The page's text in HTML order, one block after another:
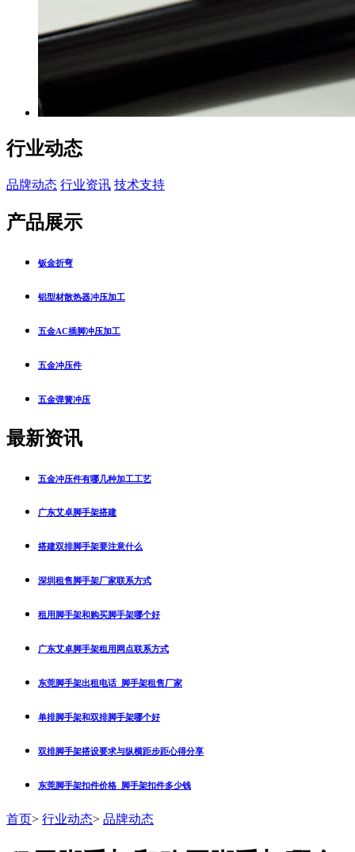
行业动态
品牌动态 行业资讯 技术支持
产品展示
钣金折弯
铝型材散热器冲压加工
五金AC插脚冲压加工
五金冲压件
五金弹簧冲压
最新资讯
五金冲压件有哪几种加工工艺
广东艾卓脚手架搭建
搭建双排脚手架要注意什么
深圳租售脚手架厂家联系方式
租用脚手架和购买脚手架哪个好
广东艾卓脚手架租用网点联系方式
东莞脚手架出租电话_脚手架租售厂家
单排脚手架和双排脚手架哪个好
双排脚手架搭设要求与纵横距步距心得分享
东莞脚手架扣件价格_脚手架扣件多少钱
首页> 行业动态> 品牌动态